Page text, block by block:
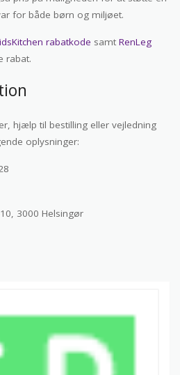
for både børn og miljøet.
rabatkode samt RenLeg
rabat.
hjælp til bestilling eller vejledning
oplysninger:
3000 Helsingør